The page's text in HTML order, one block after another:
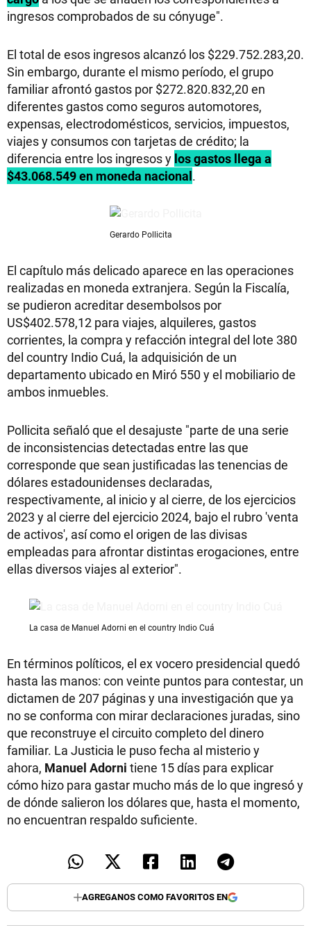
ingresos comprobados de su cónyuge".
El total de esos ingresos alcanzó los $229.752.283,20.
Sin embargo, durante el mismo período, el grupo
familiar afrontó gastos por $272.820.832,20 en
diferentes gastos como seguros automotores,
expensas, electrodomésticos, servicios, impuestos,
viajes y consumos con tarjetas de crédito; la
diferencia entre los ingresos y los gastos llega a
$43.068.549 en moneda nacional.
Gerardo Pollicita
El capítulo más delicado aparece en las operaciones
realizadas en moneda extranjera. Según la Fiscalía,
se pudieron acreditar desembolsos por
US$402.578,12 para viajes, alquileres, gastos
corrientes, la compra y refacción integral del lote 380
del country Indio Cuá, la adquisición de un
departamento ubicado en Miró 550 y el mobiliario de
ambos inmuebles.
Pollicita señaló que el desajuste "parte de una serie
de inconsistencias detectadas entre las que
corresponde que sean justificadas las tenencias de
dólares estadounidenses declaradas,
respectivamente, al inicio y al cierre, de los ejercicios
2023 y al cierre del ejercicio 2024, bajo el rubro 'venta
de activos', así como el origen de las divisas
empleadas para afrontar distintas erogaciones, entre
ellas diversos viajes al exterior".
La casa de Manuel Adorni en el country Indio Cuá
En términos políticos, el ex vocero presidencial quedó
hasta las manos: con veinte puntos para contestar, un
dictamen de 207 páginas y una investigación que ya
no se conforma con mirar declaraciones juradas, sino
que reconstruye el circuito completo del dinero
familiar. La Justicia le puso fecha al misterio y
ahora, Manuel Adorni tiene 15 días para explicar
cómo hizo para gastar mucho más de lo que ingresó y
de dónde salieron los dólares que, hasta el momento,
no encuentran respaldo suficiente.
AGREGANOS COMO FAVORITOS EN